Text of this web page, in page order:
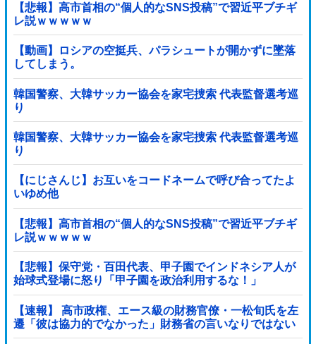
【悲報】高市首相の“個人的なSNS投稿”で習近平ブチギ
レ説ｗｗｗｗｗ
【動画】ロシアの空挺兵、パラシュートが開かずに墜落
してしまう。
韓国警察、大韓サッカー協会を家宅捜索 代表監督選考巡
り
韓国警察、大韓サッカー協会を家宅捜索 代表監督選考巡
り
【にじさんじ】お互いをコードネームで呼び合ってたよ
いゆめ他
【悲報】高市首相の“個人的なSNS投稿”で習近平ブチギ
レ説ｗｗｗｗｗ
【悲報】保守党・百田代表、甲子園でインドネシア人が
始球式登場に怒り「甲子園を政治利用するな！」
【速報】 高市政権、エース級の財務官僚・一松旬氏を左
遷「彼は協力的でなかった」財務省の言いなりではない
ことが判明